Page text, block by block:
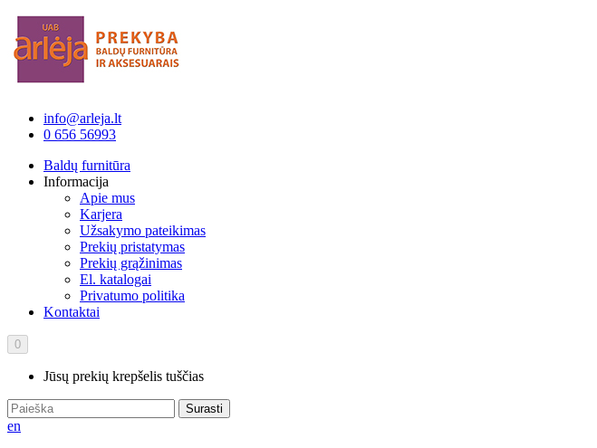
info@arleja.lt
0 656 56993
Baldų furnitūra
Informacija
Apie mus
Karjera
Užsakymo pateikimas
Prekių pristatymas
Prekių grąžinimas
El. katalogai
Privatumo politika
Kontaktai
0
Jūsų prekių krepšelis tuščias
Surasti
en